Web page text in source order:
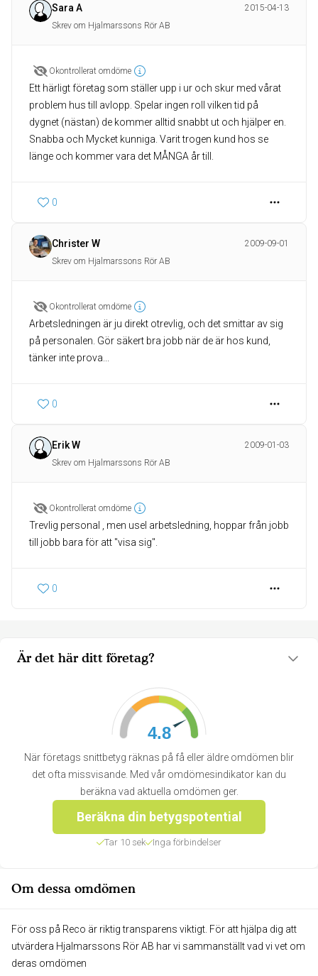
Är det här ditt företag?
4.8
När företags snittbetyg räknas på få eller äldre omdömen blir
det ofta missvisande. Med vår omdömesindikator kan du
beräkna vad aktuella omdömen ger.
Beräkna din betygspotential
Tar 10 sek Inga förbindelser
Om dessa omdömen
För oss på Reco är riktig transparens viktigt. För att hjälpa dig att
utvärdera Hjalmarssons Rör AB har vi sammanställt vad vi vet om
deras omdömen
Sara A
2015-04-13
Skrev om Hjalmarssons Rör AB
Okontrollerat omdöme
Ett härligt företag som ställer upp i ur och skur med vårat
problem hus till avlopp. Spelar ingen roll vilken tid på
dygnet (nästan) de kommer alltid snabbt ut och hjälper en.
Snabba och Mycket kunniga. Varit trogen kund hos se
länge och kommer vara det MÅNGA år till.
0
Christer W
2009-09-01
Skrev om Hjalmarssons Rör AB
Okontrollerat omdöme
Arbetsledningen är ju direkt otrevlig, och det smittar av sig
på personalen. Gör säkert bra jobb när de är hos kund,
tänker inte prova...
0
Erik W
2009-01-03
Skrev om Hjalmarssons Rör AB
Okontrollerat omdöme
Trevlig personal , men usel arbetsledning, hoppar från jobb
till jobb bara för att "visa sig".
0